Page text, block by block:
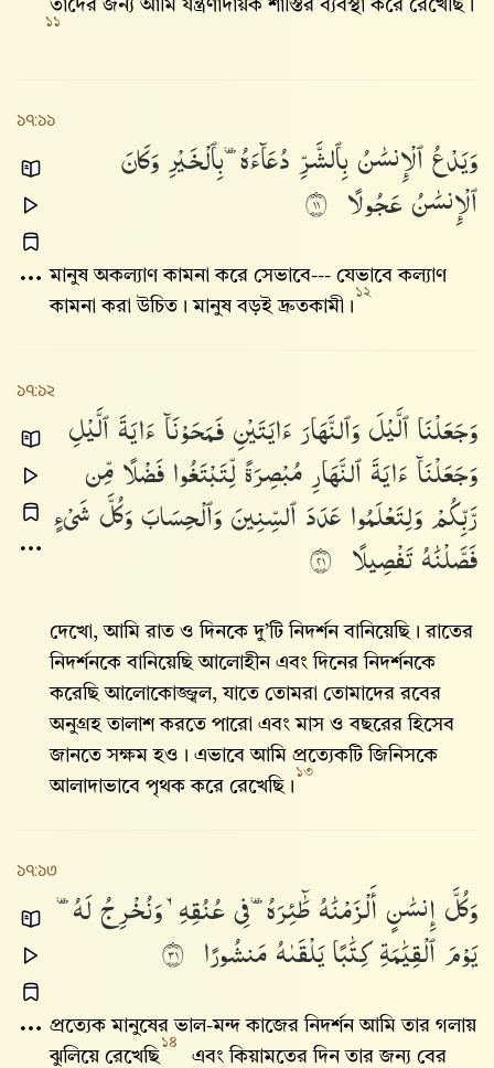
তাদের জন্য আমি যন্ত্রণাদায়ক শাস্তির ব্যবস্থা করে রেখেছি।
১১
১৭:১১
وَيَدْعُٱلْإِنسَٰنُبِٱلشَّرِّدُعَآءَهُۥبِٱلْخَيْرِوَكَانَ
ٱلْإِنسَٰنُعَجُولًا ١١
মানুষ অকল্যাণ কামনা করে সেভাবে--- যেভাবে কল্যাণ
কামনা করা উচিত। মানুষ বড়ই দ্রুতকামী।
১২
১৭:১২
وَجَعَلْنَاٱلَّيْلَوَٱلنَّهَارَءَايَتَيْنِفَمَحَوْنَآءَايَةَٱلَّيْلِ
وَجَعَلْنَآءَايَةَٱلنَّهَارِمُبْصِرَةًلِّتَبْتَغُوا۟فَضْلًامِّن
رَّبِّكُمْوَلِتَعْلَمُوا۟عَدَدَٱلسِّنِينَوَٱلْحِسَابَوَكُلَّشَىْءٍ
فَصَّلْنَٰهُتَفْصِيلًا ١٢
দেখো, আমি রাত ও দিনকে দু’টি নিদর্শন বানিয়েছি। রাতের
নিদর্শনকে বানিয়েছি আলোহীন এবং দিনের নিদর্শনকে
করেছি আলোকোজ্জ্বল, যাতে তোমরা তোমাদের রবের
অনুগ্রহ তালাশ করতে পারো এবং মাস ও বছরের হিসেব
জানতে সক্ষম হও। এভাবে আমি প্রত্যেকটি জিনিসকে
আলাদাভাবে পৃথক করে রেখেছি।
১৩
১৭:১৩
وَكُلَّإِنسَٰنٍأَلْزَمْنَٰهُطَٰٓئِرَهُۥفِىعُنُقِهِۦوَنُخْرِجُلَهُۥ
يَوْمَٱلْقِيَٰمَةِكِتَٰبًايَلْقَىٰهُمَنشُورًا ١٣
প্রত্যেক মানুষের ভাল-মন্দ কাজের নিদর্শন আমি তার গলায়
ঝুলিয়ে রেখেছি
১৪
এবং কিয়ামতের দিন তার জন্য বের